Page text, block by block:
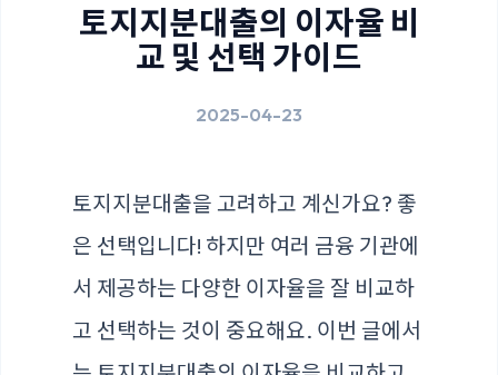
토지지분대출의 이자율 비
교 및 선택 가이드
2025-04-23
토지지분대출을 고려하고 계신가요? 좋
은 선택입니다! 하지만 여러 금융 기관에
서 제공하는 다양한 이자율을 잘 비교하
고 선택하는 것이 중요해요. 이번 글에서